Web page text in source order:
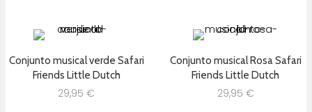
Conjunto musical verde Safari
Friends Little Dutch
29,95 €
Conjunto musical Rosa Safari
Friends Little Dutch
29,95 €